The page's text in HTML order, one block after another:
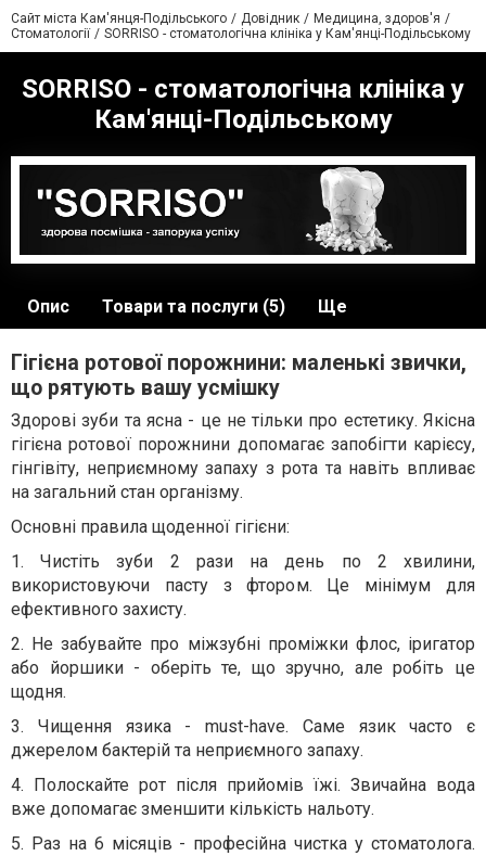
Сайт міста Кам'янця-Подільського Довідник
Медицина, здоров'я
Стоматології
SORRISO - стоматологічна клініка у Кам'янці-Подільському
SORRISO - стоматологічна клініка у
Кам'янці-Подільському
Опис Товари та послуги (5) Ще
Гігієна ротової порожнини: маленькі звички,
що рятують вашу усмішку
Здорові зуби та ясна - це не тільки про естетику. Якісна
гігієна ротової порожнини допомагає запобігти карієсу,
гінгівіту, неприємному запаху з рота та навіть впливає
на загальний стан організму.
Основні правила щоденної гігієни:
1. Чистіть зуби 2 рази на день по 2 хвилини,
використовуючи пасту з фтором. Це мінімум для
ефективного захисту.
2. Не забувайте про міжзубні проміжки флос, іригатор
або йоршики - оберіть те, що зручно, але робіть це
щодня.
3. Чищення язика - must-have. Саме язик часто є
джерелом бактерій та неприємного запаху.
4. Полоскайте рот після прийомів їжі. Звичайна вода
вже допомагає зменшити кількість нальоту.
5. Раз на 6 місяців - професійна чистка у стоматолога.